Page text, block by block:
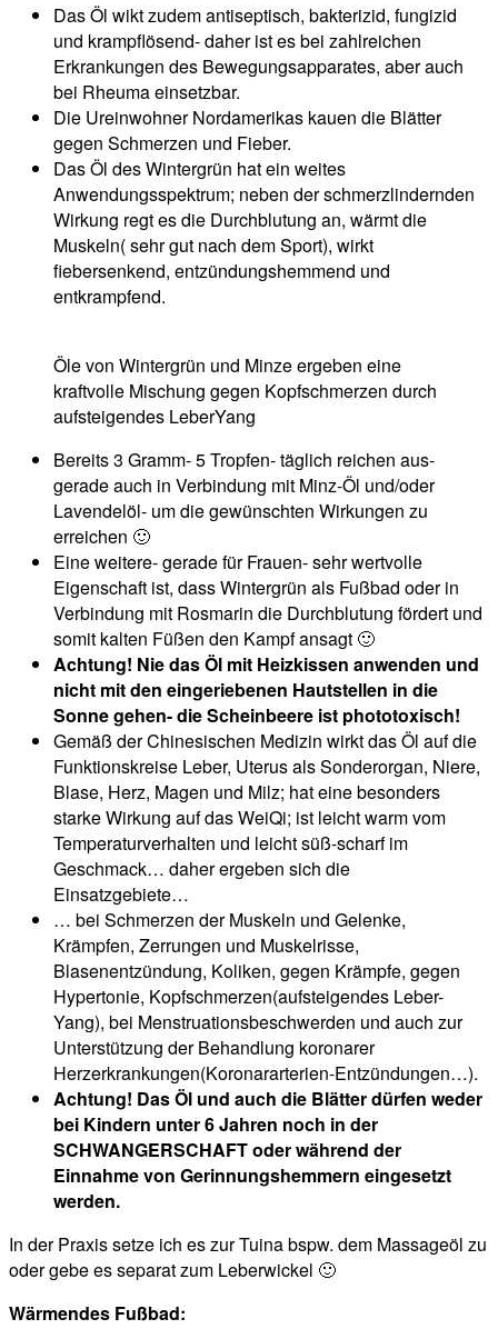
Das Öl wikt zudem antiseptisch, bakterizid, fungizid
und krampflösend- daher ist es bei zahlreichen
Erkrankungen des Bewegungsapparates, aber auch
bei Rheuma einsetzbar.
Die Ureinwohner Nordamerikas kauen die Blätter
gegen Schmerzen und Fieber.
Das Öl des Wintergrün hat ein weites
Anwendungsspektrum; neben der schmerzlindernden
Wirkung regt es die Durchblutung an, wärmt die
Muskeln( sehr gut nach dem Sport), wirkt
fiebersenkend, entzündungshemmend und
entkrampfend.
Öle von Wintergrün und Minze ergeben eine
kraftvolle Mischung gegen Kopfschmerzen durch
aufsteigendes LeberYang
Bereits 3 Gramm- 5 Tropfen- täglich reichen aus-
gerade auch in Verbindung mit Minz-Öl und/oder
Lavendelöl- um die gewünschten Wirkungen zu
erreichen 🙂
Eine weitere- gerade für Frauen- sehr wertvolle
Eigenschaft ist, dass Wintergrün als Fußbad oder in
Verbindung mit Rosmarin die Durchblutung fördert und
somit kalten Füßen den Kampf ansagt 🙂
Achtung! Nie das Öl mit Heizkissen anwenden und
nicht mit den eingeriebenen Hautstellen in die
Sonne gehen- die Scheinbeere ist phototoxisch!
Gemäß der Chinesischen Medizin wirkt das Öl auf die
Funktionskreise Leber, Uterus als Sonderorgan, Niere,
Blase, Herz, Magen und Milz; hat eine besonders
starke Wirkung auf das WeiQi; ist leicht warm vom
Temperaturverhalten und leicht süß-scharf im
Geschmack… daher ergeben sich die
Einsatzgebiete…
… bei Schmerzen der Muskeln und Gelenke,
Krämpfen, Zerrungen und Muskelrisse,
Blasenentzündung, Koliken, gegen Krämpfe, gegen
Hypertonie, Kopfschmerzen(aufsteigendes Leber-
Yang), bei Menstruationsbeschwerden und auch zur
Unterstützung der Behandlung koronarer
Herzerkrankungen(Koronararterien-Entzündungen…).
Achtung! Das Öl und auch die Blätter dürfen weder
bei Kindern unter 6 Jahren noch in der
SCHWANGERSCHAFT oder während der
Einnahme von Gerinnungshemmern eingesetzt
werden.
In der Praxis setze ich es zur Tuina bspw. dem Massageöl zu
oder gebe es separat zum Leberwickel 🙂
Wärmendes Fußbad: